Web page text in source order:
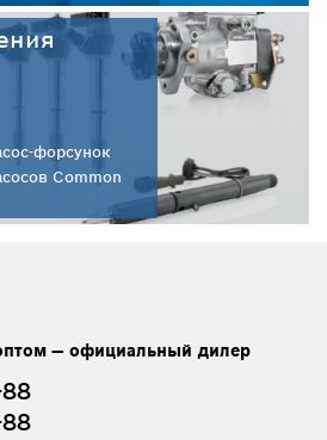
форсунок
Common
— официальный дилер